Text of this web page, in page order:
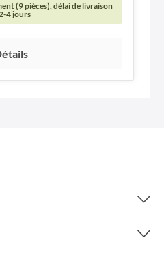
(9 pièces), délai de livraison
4 jours